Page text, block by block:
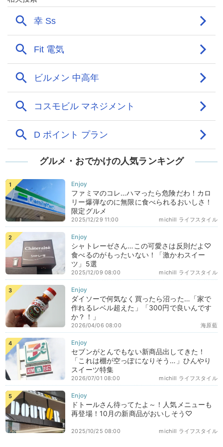
グルメ・おでかけの人気ランキング
ファミマのコレ…ハマったら危険だわ！カロ
リー爆弾なのに無限に食べられるおいしさ！
限定グルメ
michill ライフスタイル
2025/12/29 11:00
シャトレーゼさん…この可愛さは反則だよ♡
食べるのがもったいない！「激かわスイー
ツ」5選
michill ライフスタイル
2025/12/09 08:00
ダイソーで何気なく買ったら沼った…「家で
作れるレベル超えた」「300円で良いんです
か？！」
海原藍
2026/04/06 08:00
セブンがとんでもない新商品出してきた！
「これは棚が空っぽになりそう…」ひんやり
スイーツ特集
michill ライフスタイル
2026/07/01 08:00
ドトールさん待ってたよ～！人気メニューも
再登場！10月の新商品がおいしそう♡
michill ライフスタイル
2025/10/25 08:00